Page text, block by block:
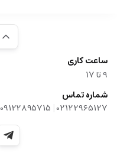
ساعت کاری
9‌ تا ۱۷
شماره تماس
02122965127
|
09122895715